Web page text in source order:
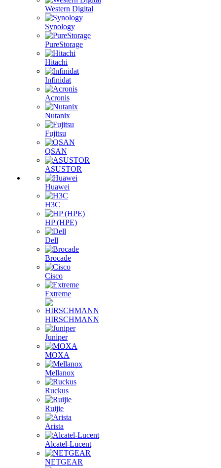
Western Digital
Synology
PureStorage
Hitachi
Infinidat
Acronis
Nutanix
Fujitsu
QSAN
ASUSTOR
Huawei
H3C
HP (HPE)
Dell
Brocade
Cisco
Extreme
HIRSCHMANN
Juniper
MOXA
Mellanox
Ruckus
Ruijie
Arista
Alcatel-Lucent
NETGEAR